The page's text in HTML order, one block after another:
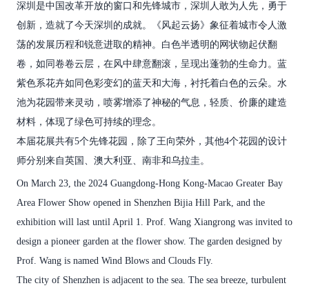
深圳是中国改革开放的窗口和先锋城市，深圳人敢为人先，勇于
创新，造就了今天深圳的成就。《风起云扬》象征着城市令人激
荡的发展历程和锐意进取的精神。白色半透明的网状物起伏翻
卷，如同卷卷云层，在风中肆意翻滚，呈现出蓬勃的生命力。蓝
紫色系花卉如同色彩变幻的蓝天和大海，衬托着白色的云朵。水
池为花园带来灵动，喷雾增添了神秘的气息，轻质、价廉的建造
材料，体现了绿色可持续的理念。
本届花展共有5个先锋花园，除了王向荣外，其他4个花园的设计
师分别来自英国、澳大利亚、南非和乌拉圭。
On March 23, the 2024 Guangdong-Hong Kong-Macao Greater Bay
Area Flower Show opened in Shenzhen Bijia Hill Park, and the
exhibition will last until April 1. Prof. Wang Xiangrong was invited to
design a pioneer garden at the flower show. The garden designed by
Prof. Wang is named Wind Blows and Clouds Fly.
The city of Shenzhen is adjacent to the sea. The sea breeze, turbulent